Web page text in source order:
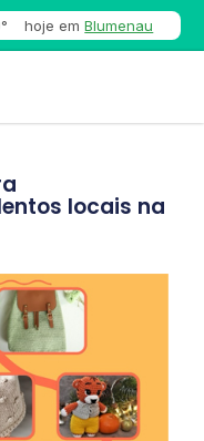
hoje em Blumenau
locais na